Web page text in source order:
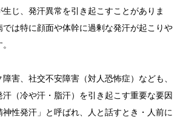
じ、発汗異常を引き起こすことがありま
は特に顔面や体幹に過剰な発汗が起こりや
害、社交不安障害（対人恐怖症）なども、
（冷や汗・脂汗）を引き起こす重要な要因
性発汗」と呼ばれ、人と話すとき・人前に